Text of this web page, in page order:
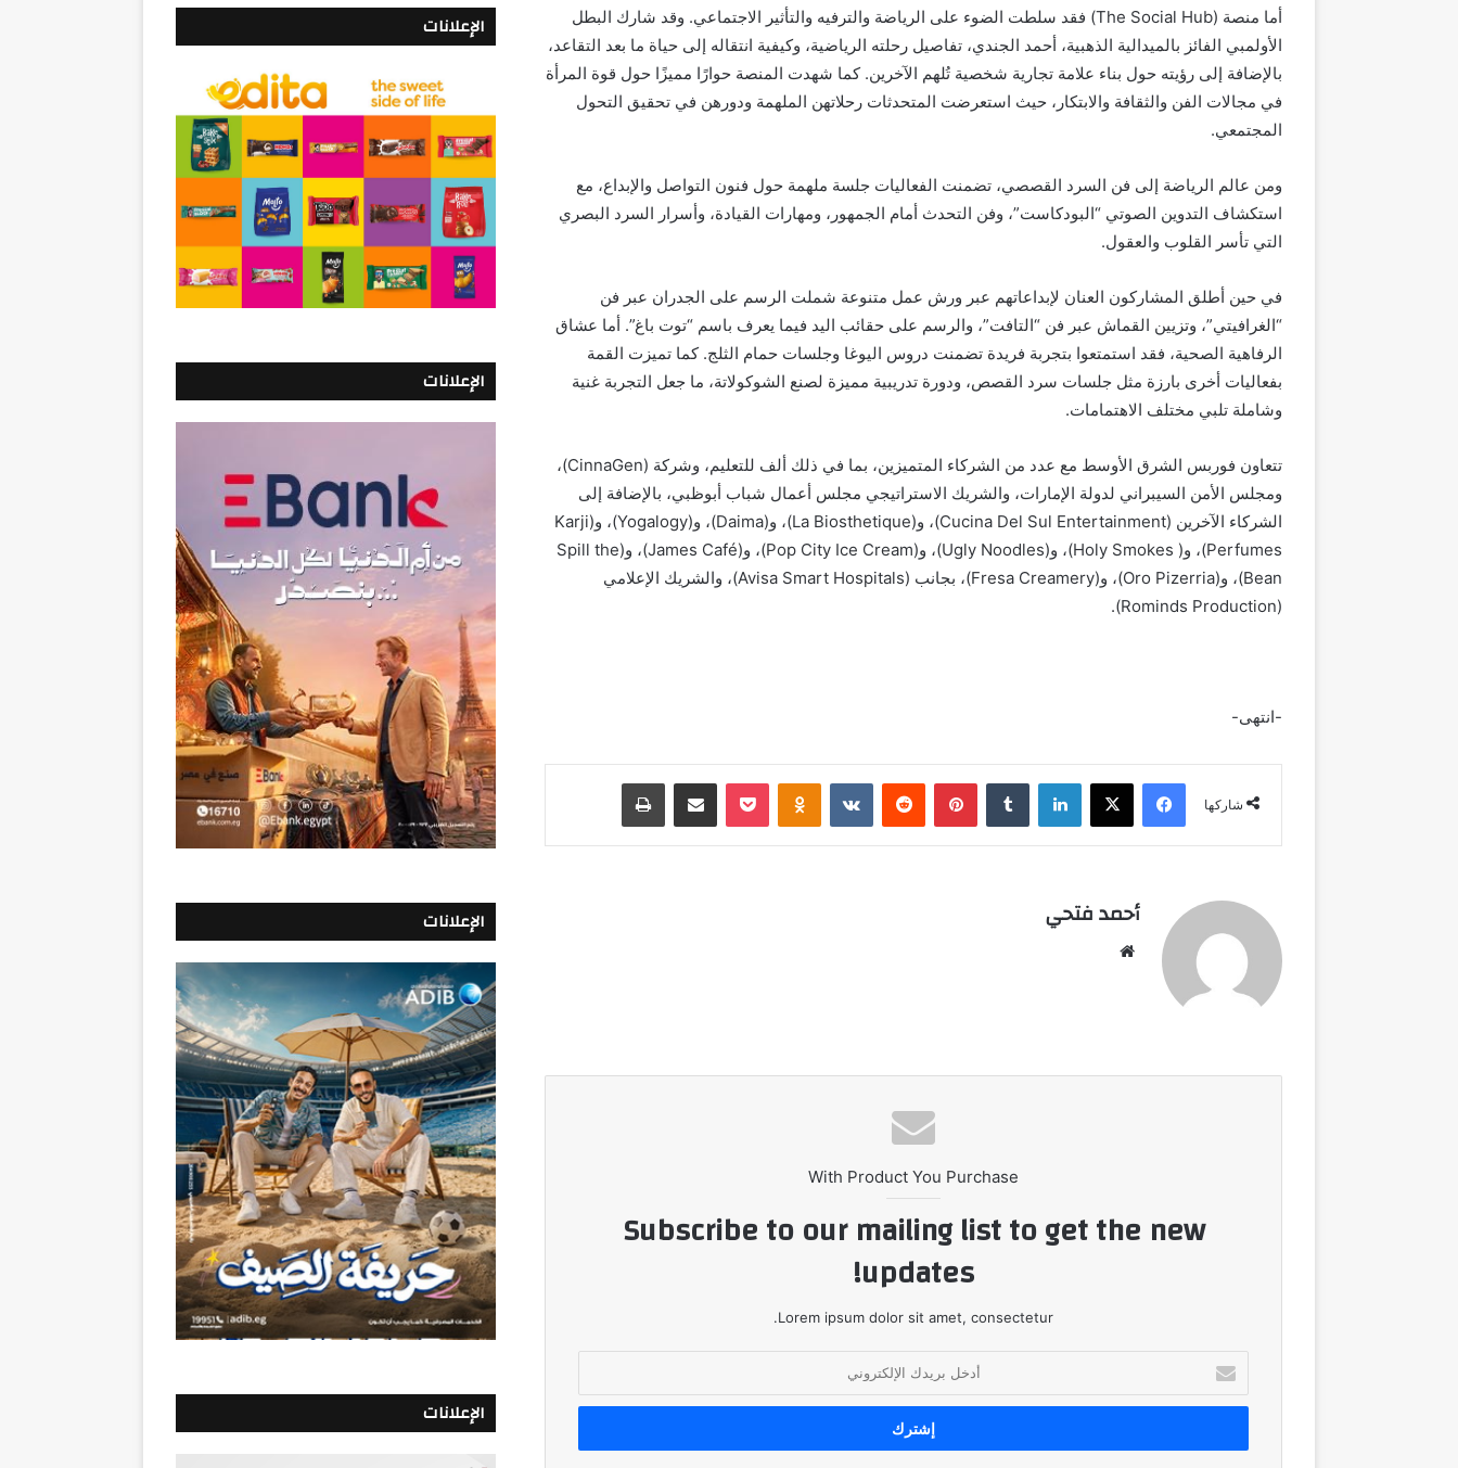
أما منصة (The Social Hub) فقد سلطت الضوء على الرياضة والترفيه والتأثير الاجتماعي. وقد شارك البطل
الأولمبي الفائز بالميدالية الذهبية، أحمد الجندي، تفاصيل رحلته الرياضية، وكيفية انتقاله إلى حياة ما بعد التقاعد،
بالإضافة إلى رؤيته حول بناء علامة تجارية شخصية تُلهم الآخرين. كما شهدت المنصة حوارًا مميزًا حول قوة المرأة
في مجالات الفن والثقافة والابتكار، حيث استعرضت المتحدثات رحلاتهن الملهمة ودورهن في تحقيق التحول
المجتمعي.
ومن عالم الرياضة إلى فن السرد القصصي، تضمنت الفعاليات جلسة ملهمة حول فنون التواصل والإبداع، مع
استكشاف التدوين الصوتي “البودكاست”، وفن التحدث أمام الجمهور، ومهارات القيادة، وأسرار السرد البصري
التي تأسر القلوب والعقول.
في حين أطلق المشاركون العنان لإبداعاتهم عبر ورش عمل متنوعة شملت الرسم على الجدران عبر فن
“الغرافيتي”، وتزيين القماش عبر فن “التافت”، والرسم على حقائب اليد فيما يعرف باسم “توت باغ”. أما عشاق
الرفاهية الصحية، فقد استمتعوا بتجربة فريدة تضمنت دروس اليوغا وجلسات حمام الثلج. كما تميزت القمة
بفعاليات أخرى بارزة مثل جلسات سرد القصص، ودورة تدريبية مميزة لصنع الشوكولاتة، ما جعل التجربة غنية
وشاملة تلبي مختلف الاهتمامات.
تتعاون فوربس الشرق الأوسط مع عدد من الشركاء المتميزين، بما في ذلك ألف للتعليم، وشركة (CinnaGen)،
ومجلس الأمن السيبراني لدولة الإمارات، والشريك الاستراتيجي مجلس أعمال شباب أبوظبي، بالإضافة إلى
الشركاء الآخرين (Cucina Del Sul Entertainment)، و(La Biosthetique)، و(Daima)، و(Yogalogy)، و(Karji
Perfumes)، و( Holy Smokes)، و(Ugly Noodles)، و(Pop City Ice Cream)، و(James Café)، و(Spill the
Bean)، و(Oro Pizerria)، و(Fresa Creamery)، بجانب (Avisa Smart Hospitals)، والشريك الإعلامي
(Rominds Production).
-انتهى-
شاركها
فيسبوك ‫X لينكدإن بينتيريست Odnoklassniki
‫Pocket مشاركة عبر البريد طباعة
أحمد فتحي
With Product You Purchase
Subscribe to our mailing list to get the new
updates!
Lorem ipsum dolor sit amet, consectetur.
بريدك
الإلكتروني
الإعلانات
الإعلانات
الإعلانات
الإعلانات